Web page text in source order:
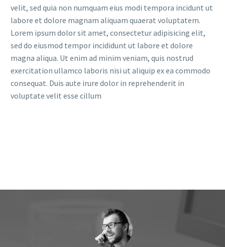
velit, sed quia non numquam eius modi tempora incidunt ut
labore et dolore magnam aliquam quaerat voluptatem.
Lorem ipsum dolor sit amet, consectetur adipisicing elit,
sed do eiusmod tempor incididunt ut labore et dolore
magna aliqua. Ut enim ad minim veniam, quis nostrud
exercitation ullamco laboris nisi ut aliquip ex ea commodo
consequat. Duis aute irure dolor in reprehenderit in
voluptate velit esse cillum